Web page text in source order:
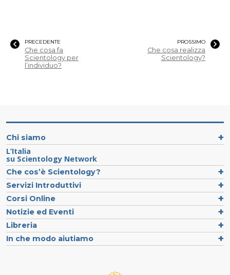
PRECEDENTE
Che cosa fa
Scientology per
l’individuo?
PROSSIMO
Che cosa realizza
Scientology?
Chi siamo
L’Italia
su Scientology Network
Che cos’è Scientology?
Servizi Introduttivi
Corsi Online
Notizie ed Eventi
Libreria
In che modo aiutiamo